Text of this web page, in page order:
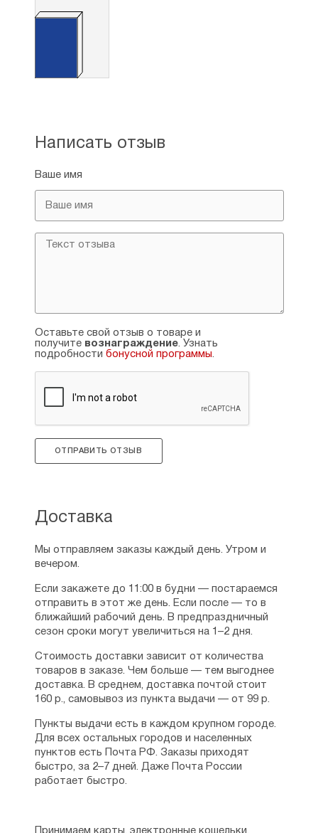
Написать отзыв
Ваше имя
Оставьте свой отзыв о товаре и
получите вознаграждение. Узнать
подробности бонусной программы.
ОТПРАВИТЬ ОТЗЫВ
Доставка
Мы отправляем заказы каждый день. Утром и
вечером.
Если закажете до 11:00 в будни — постараемся
отправить в этот же день. Если после — то в
ближайший рабочий день. В предпраздничный
сезон сроки могут увеличиться на 1–2 дня.
Стоимость доставки зависит от количества
товаров в заказе. Чем больше — тем выгоднее
доставка. В среднем, доставка почтой стоит
160 р., самовывоз из пункта выдачи — от 99 р.
Пункты выдачи есть в каждом крупном городе.
Для всех остальных городов и населенных
пунктов есть Почта РФ. Заказы приходят
быстро, за 2–7 дней. Даже Почта России
работает быстро.
Принимаем карты, электронные кошельки,